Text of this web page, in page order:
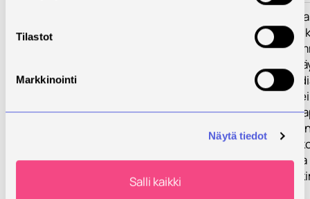
Tilastot
Markkinointi
Näytä tiedot
Salli kaikki
Pyritään
kohderyhmä
esittäytymällä
kohderyhmän
sosiaalisen
jalkautumalla
järjestettäviin
järjestämällä
tapaamisia,
kartoittaa tietoa